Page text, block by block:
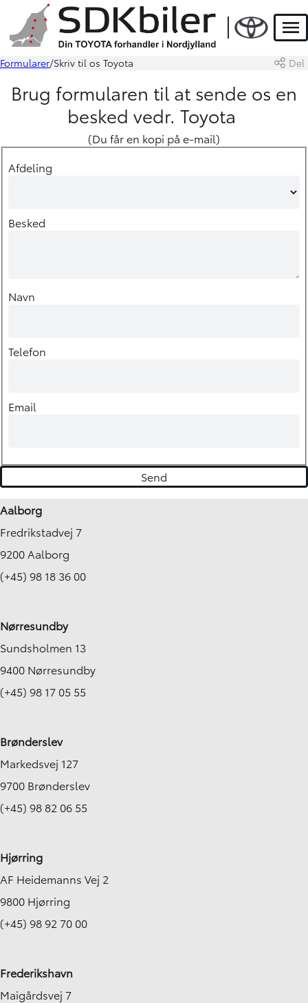
Formularer Skriv til os Toyota Del
Brug formularen til at sende os en
besked vedr. Toyota
(Du får en kopi på e-mail)
Afdeling
Besked
Navn
Telefon
Email
Aalborg
Fredrikstadvej 7
9200 Aalborg
(+45) 98 18 36 00
Nørresundby
Sundsholmen 13
9400 Nørresundby
(+45) 98 17 05 55
Brønderslev
Markedsvej 127
9700 Brønderslev
(+45) 98 82 06 55
Hjørring
AF Heidemanns Vej 2
9800 Hjørring
(+45) 98 92 70 00
Frederikshavn
Maigårdsvej 7